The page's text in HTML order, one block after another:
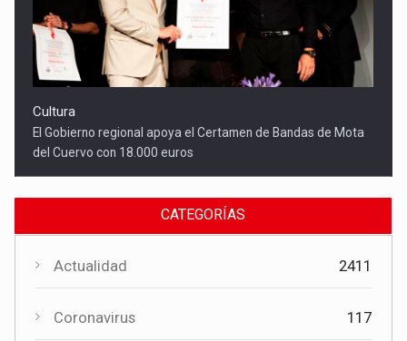
Cultura
El Gobierno regional apoya el Certamen de Bandas de Mota
del Cuervo con 18.000 euros
CATEGORÍAS
Actualidad 2411
Coronavirus 117